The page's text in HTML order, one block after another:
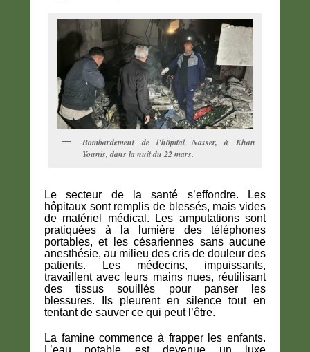
Bombardement de l’hôpital Nasser, à Khan
Younis, dans la nuit du 22 mars.
Le secteur de la santé s’effondre. Les
hôpitaux sont remplis de blessés, mais vides
de matériel médical. Les amputations sont
pratiquées à la lumière des téléphones
portables, et les césariennes sans aucune
anesthésie, au milieu des cris de douleur des
patients. Les médecins, impuissants,
travaillent avec leurs mains nues, réutilisant
des tissus souillés pour panser les
blessures. Ils pleurent en silence tout en
tentant de sauver ce qui peut l’être.
La famine commence à frapper les enfants.
L’eau potable est devenue un luxe